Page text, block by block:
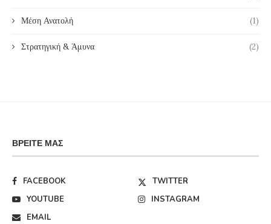
Μέση Ανατολή (1)
Στρατηγική & Άμυνα (2)
ΒΡΕΊΤΕ ΜΑΣ
FACEBOOK
TWITTER
YOUTUBE
INSTAGRAM
EMAIL